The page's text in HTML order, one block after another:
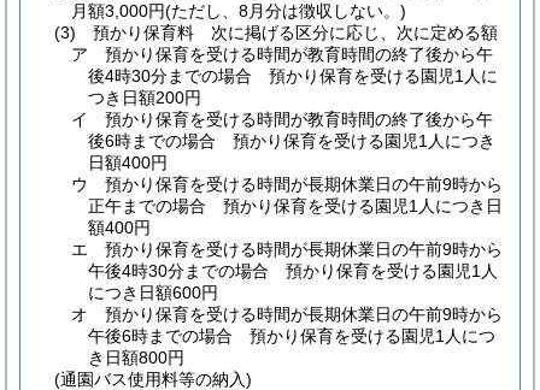
月額3,000円(ただし、8月分は徴収しない。)
(3)
預かり保育料 次に掲げる区分に応じ、次に定める額
ア
預かり保育を受ける時間が教育時間の終了後から午
後4時30分までの場合 預かり保育を受ける園児1人に
つき日額200円
イ
預かり保育を受ける時間が教育時間の終了後から午
後6時までの場合 預かり保育を受ける園児1人につき
日額400円
ウ
預かり保育を受ける時間が長期休業日の午前9時から
正午までの場合 預かり保育を受ける園児1人につき日
額400円
エ
預かり保育を受ける時間が長期休業日の午前9時から
午後4時30分までの場合 預かり保育を受ける園児1人
につき日額600円
オ
預かり保育を受ける時間が長期休業日の午前9時から
午後6時までの場合 預かり保育を受ける園児1人につ
き日額800円
(通園バス使用料等の納入)